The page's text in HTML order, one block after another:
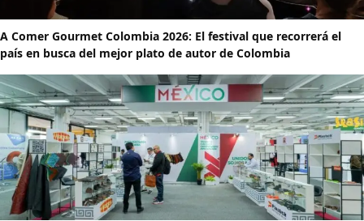
A Comer Gourmet Colombia 2026: El festival que recorrerá el
país en busca del mejor plato de autor de Colombia